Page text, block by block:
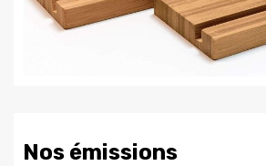
Nos émissions